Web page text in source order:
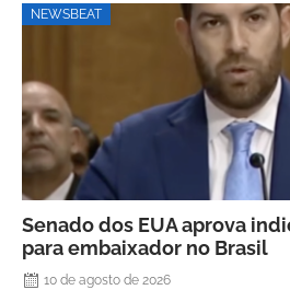
NEWSBEAT
Senado dos EUA aprova
para embaixador no Brasil
10 de agosto de 2026